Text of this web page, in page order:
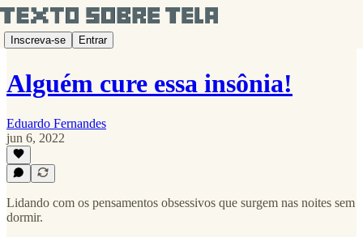
Inscreva-se Entrar
Alguém cure essa insônia!
Eduardo Fernandes
jun 6, 2022
Lidando com os pensamentos obsessivos que surgem nas noites sem
dormir.